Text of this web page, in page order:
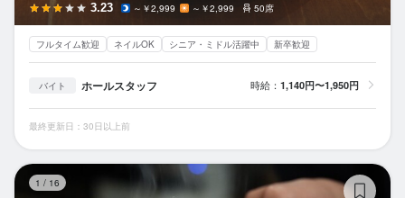
3.23 ～￥2,999 ～￥2,999 50席
フルタイム歓迎 ネイルOK シニア・ミドル活躍中 新卒歓迎
バイト ホールスタッフ 時給： 1,140円〜1,950円
最終更新日：30日以上前
1 / 16